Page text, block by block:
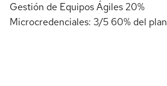
Gestión de Equipos Ágiles20%
Microcredenciales: 3/5 60% del plan